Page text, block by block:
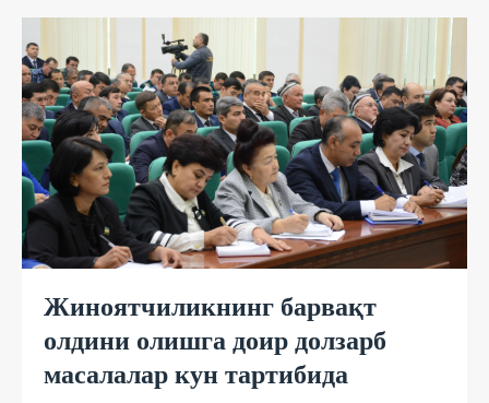
Жиноятчиликнинг барвақт
олдини олишга доир долзарб
масалалар кун тартибида